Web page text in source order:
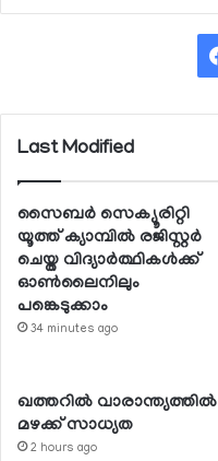
Last Modified
സൈബര്‍ സെക്യൂരിറ്റി
യൂത്ത് ക്യാമ്പില്‍ രജിസ്റ്റര്‍
ചെയ്ത വിദ്യാര്‍ത്ഥികള്‍ക്ക്
ഓണ്‍ലൈനിലും
പങ്കെടുക്കാം
34 minutes ago
ഖത്തറില്‍ വാരാന്ത്യത്തില്‍
മഴക്ക് സാധ്യത
2 hours ago